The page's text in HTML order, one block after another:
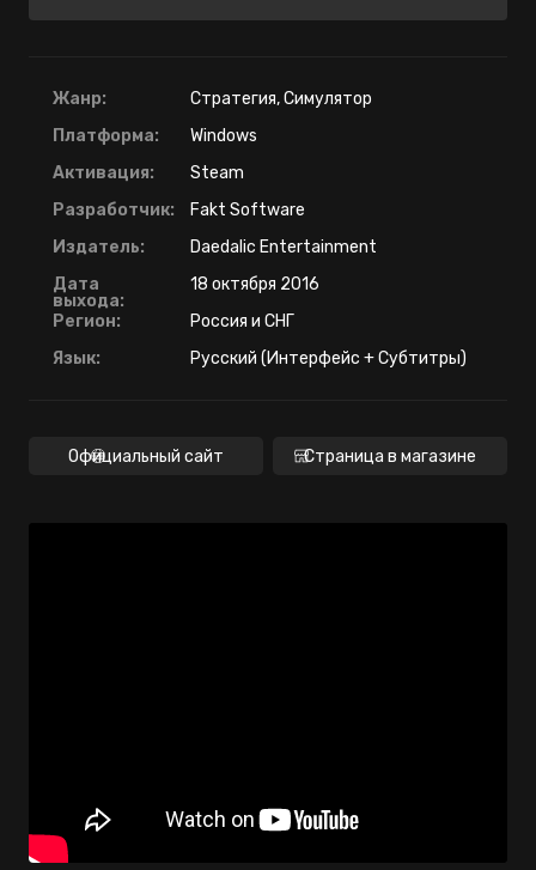
Жанр:
Стратегия, Симулятор
Платформа:
Windows
Активация:
Steam
Разработчик:
Fakt Software
Издатель:
Daedalic Entertainment
Дата
выхода:
18 октября 2016
Регион:
Россия и СНГ
Язык:
Русский (Интерфейс + Субтитры)
Официальный сайт Страница в магазине